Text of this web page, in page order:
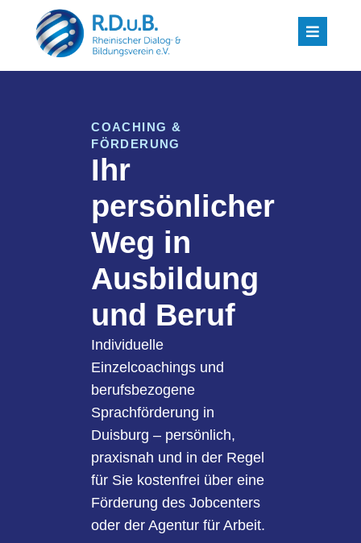
COACHING &
FÖRDERUNG
Ihr
persönlicher
Weg in
Ausbildung
und Beruf
Individuelle
Einzelcoachings und
berufsbezogene
Sprachförderung in
Duisburg – persönlich,
praxisnah und in der Regel
für Sie kostenfrei über eine
Förderung des Jobcenters
oder der Agentur für Arbeit.